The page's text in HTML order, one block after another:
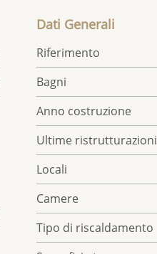
Dati Generali
Riferimento
Bagni
Anno costruzione
Ultime ristrutturazioni
Locali
Camere
Tipo di riscaldamento